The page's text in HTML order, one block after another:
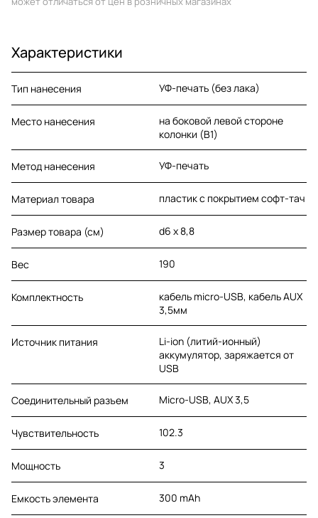
Характеристики
Тип нанесения УФ-печать (без лака)
Место нанесения
на боковой левой стороне
колонки (B1)
Метод нанесения УФ-печать
Материал товара пластик c покрытием софт-тач
Размер товара (см) d6 х 8,8
Вес 190
Комплектность
кабель micro-USB, кабель AUX
3,5мм
Источник питания
Li-ion (литий-ионный)
аккумулятор, заряжается от
USB
Соединительный разъем Micro-USB, AUX 3,5
Чувствительность 102.3
Мощность 3
Емкость элемента 300 mAh